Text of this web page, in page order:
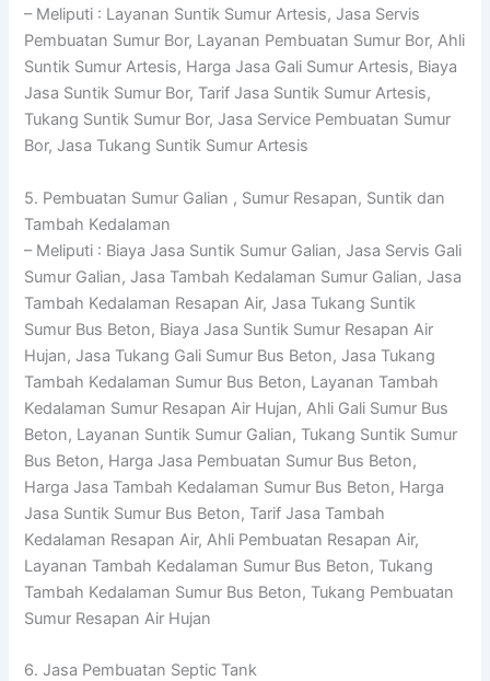
– Meliputi : Layanan Suntik Sumur Artesis, Jasa Servis
Pembuatan Sumur Bor, Layanan Pembuatan Sumur Bor, Ahli
Suntik Sumur Artesis, Harga Jasa Gali Sumur Artesis, Biaya
Jasa Suntik Sumur Bor, Tarif Jasa Suntik Sumur Artesis,
Tukang Suntik Sumur Bor, Jasa Service Pembuatan Sumur
Bor, Jasa Tukang Suntik Sumur Artesis
5. Pembuatan Sumur Galian , Sumur Resapan, Suntik dan
Tambah Kedalaman
– Meliputi : Biaya Jasa Suntik Sumur Galian, Jasa Servis Gali
Sumur Galian, Jasa Tambah Kedalaman Sumur Galian, Jasa
Tambah Kedalaman Resapan Air, Jasa Tukang Suntik
Sumur Bus Beton, Biaya Jasa Suntik Sumur Resapan Air
Hujan, Jasa Tukang Gali Sumur Bus Beton, Jasa Tukang
Tambah Kedalaman Sumur Bus Beton, Layanan Tambah
Kedalaman Sumur Resapan Air Hujan, Ahli Gali Sumur Bus
Beton, Layanan Suntik Sumur Galian, Tukang Suntik Sumur
Bus Beton, Harga Jasa Pembuatan Sumur Bus Beton,
Harga Jasa Tambah Kedalaman Sumur Bus Beton, Harga
Jasa Suntik Sumur Bus Beton, Tarif Jasa Tambah
Kedalaman Resapan Air, Ahli Pembuatan Resapan Air,
Layanan Tambah Kedalaman Sumur Bus Beton, Tukang
Tambah Kedalaman Sumur Bus Beton, Tukang Pembuatan
Sumur Resapan Air Hujan
6. Jasa Pembuatan Septic Tank